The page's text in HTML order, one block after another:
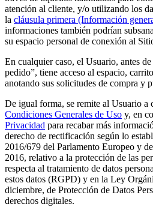
atención al cliente, y/o utilizando los
la cláusula primera (Información
informaciones también podrían
su espacio personal de conexión al
En cualquier caso, el Usuario, antes
pedido”, tiene acceso al espacio,
anotando sus solicitudes de compra y
De igual forma, se remite al Usuario a
Condiciones Generales de Uso y, en
Privacidad para recabar más
derecho de rectificación según lo
2016/679 del Parlamento Europeo y
2016, relativo a la protección de las
respecta al tratamiento de datos
estos datos (RGPD) y en la Ley
diciembre, de Protección de Datos
derechos digitales.